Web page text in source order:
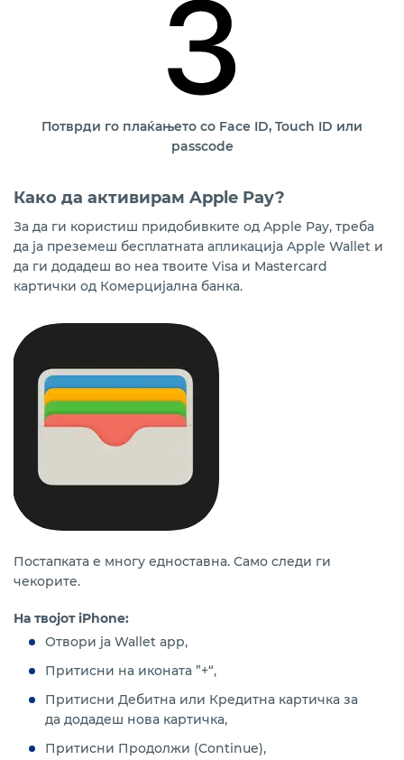
Потврди го плаќањето со Face ID, Touch ID или
passcode
Како да активирам Apple Pay?
За да ги користиш придобивките од Apple Pay, треба
да ја преземеш бесплатната апликација Apple Wallet и
да ги додадеш во неа твоите Visa и Mastercard
картички од Комерцијална банка.
Постапката е многу едноставна. Само следи ги
чекорите.
На твојот iPhone:
Отвори ја Wallet app,
Притисни на иконата ”+“,
Притисни Дебитна или Кредитна картичка за
да додадеш нова картичка,
Притисни Продолжи (Continue),